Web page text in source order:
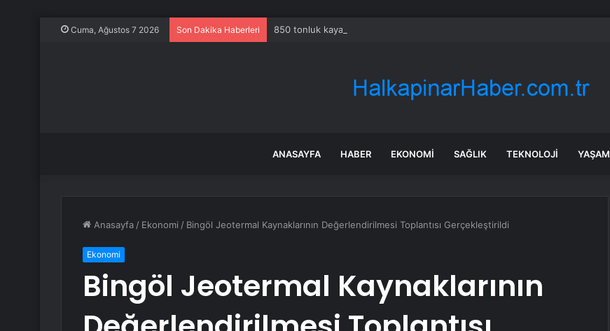
Cuma, Ağustos 7 2026 Son Dakika Haberleri 850 tonluk kayanın altına üç odalı ev inşa etti
ANASAYFA HABER EKONOMI SAĞLIK TEKNOLOJI YAŞAM
Anasayfa / Ekonomi / Bingöl Jeotermal Kaynaklarının Değerlendirilmesi Toplantısı Gerçekleştirildi
Ekonomi
Bingöl Jeotermal Kaynaklarının